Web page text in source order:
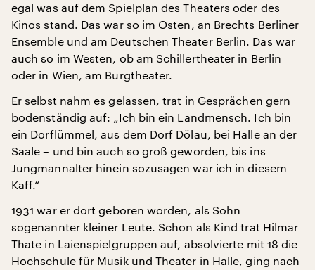
egal was auf dem Spielplan des Theaters oder des
Kinos stand. Das war so im Osten, an Brechts Berliner
Ensemble und am Deutschen Theater Berlin. Das war
auch so im Westen, ob am Schillertheater in Berlin
oder in Wien, am Burgtheater.
Er selbst nahm es gelassen, trat in Gesprächen gern
bodenständig auf: „Ich bin ein Landmensch. Ich bin
ein Dorflümmel, aus dem Dorf Dölau, bei Halle an der
Saale – und bin auch so groß geworden, bis ins
Jungmannalter hinein sozusagen war ich in diesem
Kaff.“
1931 war er dort geboren worden, als Sohn
sogenannter kleiner Leute. Schon als Kind trat Hilmar
Thate in Laienspielgruppen auf, absolvierte mit 18 die
Hochschule für Musik und Theater in Halle, ging nach